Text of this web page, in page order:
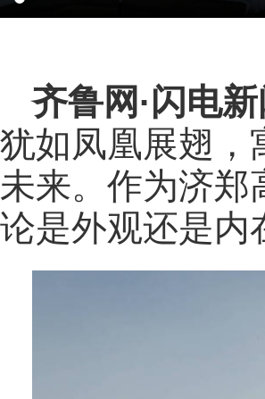
齐鲁网 ·闪电
犹如凤凰展翅，
未来。作为济郑
论是外观还是内